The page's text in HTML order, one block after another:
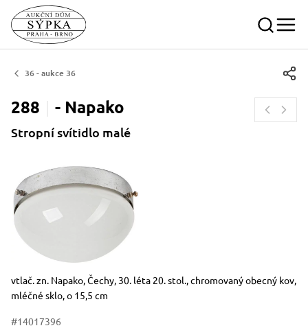
36 - aukce 36
288 - Napako
Stropní svítidlo malé
Rozměry
Stručný popis předmětu
vtlač. zn. Napako, Čechy, 30. léta 20. stol., chromovaný obecný kov,
mléčné sklo, o 15,5 cm
#14017396